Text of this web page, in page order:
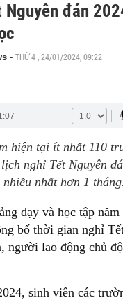
Nguyên đán
- THỨ 4 , 24/01/2024, 09:22
hiện tại ít nhất 110
nghỉ Tết Nguyên
nhất hơn 1 tháng.
dạy và học tập
bố thời gian nghỉ
người lao động chủ
sinh viên các